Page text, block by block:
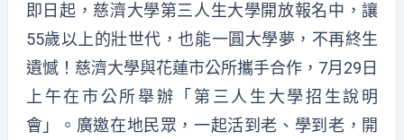
即日起，慈濟大學第三人生大學開放報名中，讓
55歲以上的壯世代，也能一圓大學夢，不再終生
遺憾！慈濟大學與花蓮市公所攜手合作，7月29日
上午在市公所舉辦「第三人生大學招生說明
會」。廣邀在地民眾，一起活到老、學到老，開